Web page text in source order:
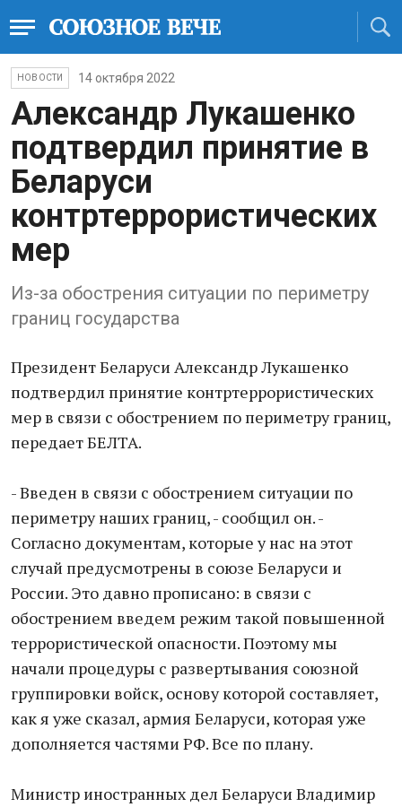
НОВОСТИ 14 октября 2022
Александр Лукашенко
подтвердил принятие в
Беларуси
контртеррористических
мер
Из-за обострения ситуации по периметру
границ государства
Президент Беларуси Александр Лукашенко
подтвердил принятие контртеррористических
мер в связи с обострением по периметру границ,
передает БЕЛТА.
- Введен в связи с обострением ситуации по
периметру наших границ, - сообщил он. -
Согласно документам, которые у нас на этот
случай предусмотрены в союзе Беларуси и
России. Это давно прописано: в связи с
обострением введем режим такой повышенной
террористической опасности. Поэтому мы
начали процедуры с развертывания союзной
группировки войск, основу которой составляет,
как я уже сказал, армия Беларуси, которая уже
дополняется частями РФ. Все по плану.
Министр иностранных дел Беларуси Владимир